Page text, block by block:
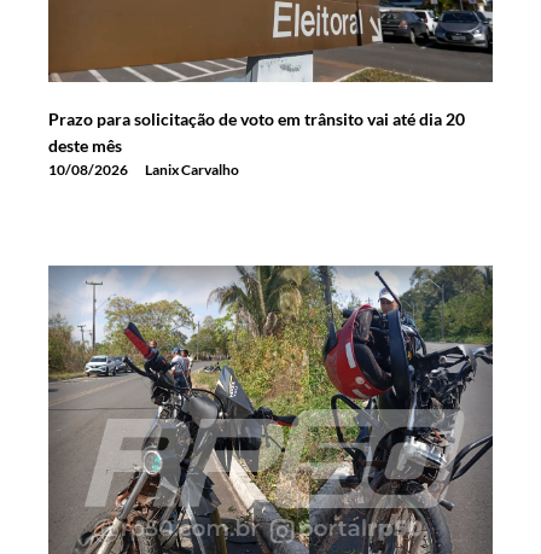
Prazo para solicitação de voto em trânsito vai até dia 20
deste mês
10/08/2026 Lanix Carvalho